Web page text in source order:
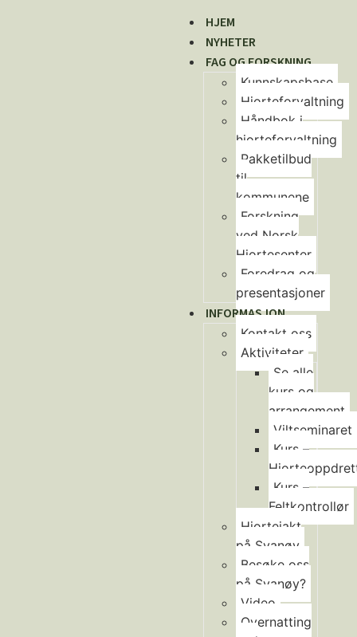
HJEM
NYHETER
FAG OG FORSKNING
Kunnskapsbase
Hjorteforvaltning
Håndbok i
hjorteforvaltning
Pakketilbud
til
kommunene
Forskning
ved Norsk
Hjortesenter
Foredrag og
presentasjoner
INFORMASJON
Kontakt oss
Aktiviteter
Se alle
kurs og
arrangement
Viltseminaret
Kurs –
Kurs –
Feltkontrollør
Hjortejakt
på Svanøy
Besøke oss
på Svanøy?
Video
Overnatting